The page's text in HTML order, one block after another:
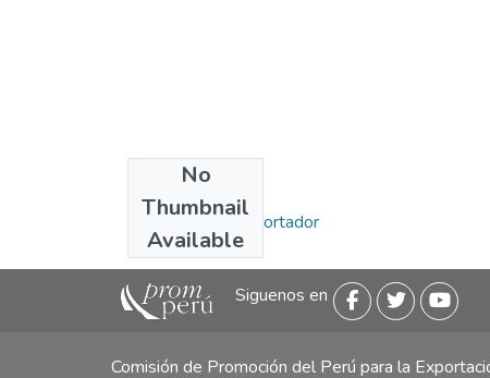
No
Thumbnail
Available
Collections
Miércoles del Exportador
Siguenos en
Comisión de Promoción del Perú para la